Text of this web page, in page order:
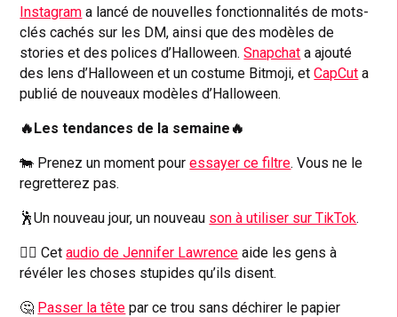
Instagram a lancé de nouvelles fonctionnalités de mots-
clés cachés sur les DM, ainsi que des modèles de
stories et des polices d’Halloween.Snapchat a ajouté
des lens d’Halloween et un costume Bitmoji, etCapCut a
publié de nouveaux modèles d’Halloween.
🔥Les tendances de la semaine🔥
🐄 Prenez un moment pouressayer ce filtre. Vous ne le
regretterez pas.
🕺Un nouveau jour, un nouveau son à utiliser sur TikTok.
🤦‍♀️ Cetaudio de Jennifer Lawrence aide les gens à
révéler les choses stupides qu’ils disent.
🤔 Passer la tête par ce trou sans déchirer le papier